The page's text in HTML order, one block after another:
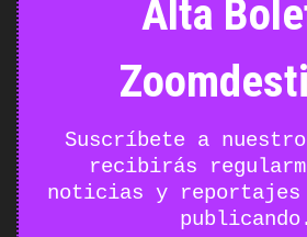
Alta
Suscríbete a
recibirás
noticias y reportajes
publicando.